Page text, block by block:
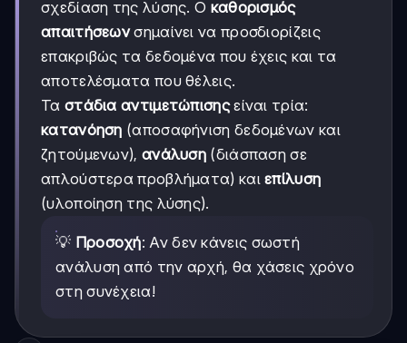
σχεδίαση της λύσης. Ο καθορισμός
απαιτήσεωνσημαίνει να προσδιορίζεις
επακριβώς τα δεδομένα που έχεις και τα
αποτελέσματα που θέλεις.
Τα στάδια αντιμετώπισηςείναι τρία:
κατανόηση (αποσαφήνιση δεδομένων και
ζητούμενων), ανάλυση (διάσπαση σε
απλούστερα προβλήματα) καιεπίλυση
(υλοποίηση της λύσης).
💡 Προσοχή: Αν δεν κάνεις σωστή
ανάλυση από την αρχή, θα χάσεις χρόνο
στη συνέχεια!